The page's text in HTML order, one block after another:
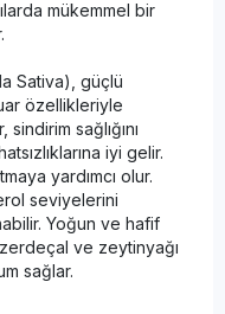
mükemmel bir
Sativa), güçlü
özellikleriyle
sağlığını
iyi gelir.
yardımcı olur.
seviyelerini
Yoğun ve hafif
ve zeytinyağı
sağlar.